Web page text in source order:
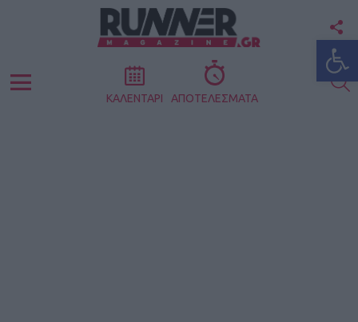
Menu ΚΑΛΕΝΤΑΡΙ ΑΠΟΤΕΛΕΣΜΑΤΑ